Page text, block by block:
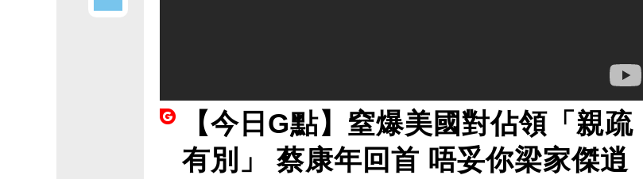
【今日G點】窒爆美國對佔領「親疏
有別」 蔡康年回首 唔妥你梁家傑逍